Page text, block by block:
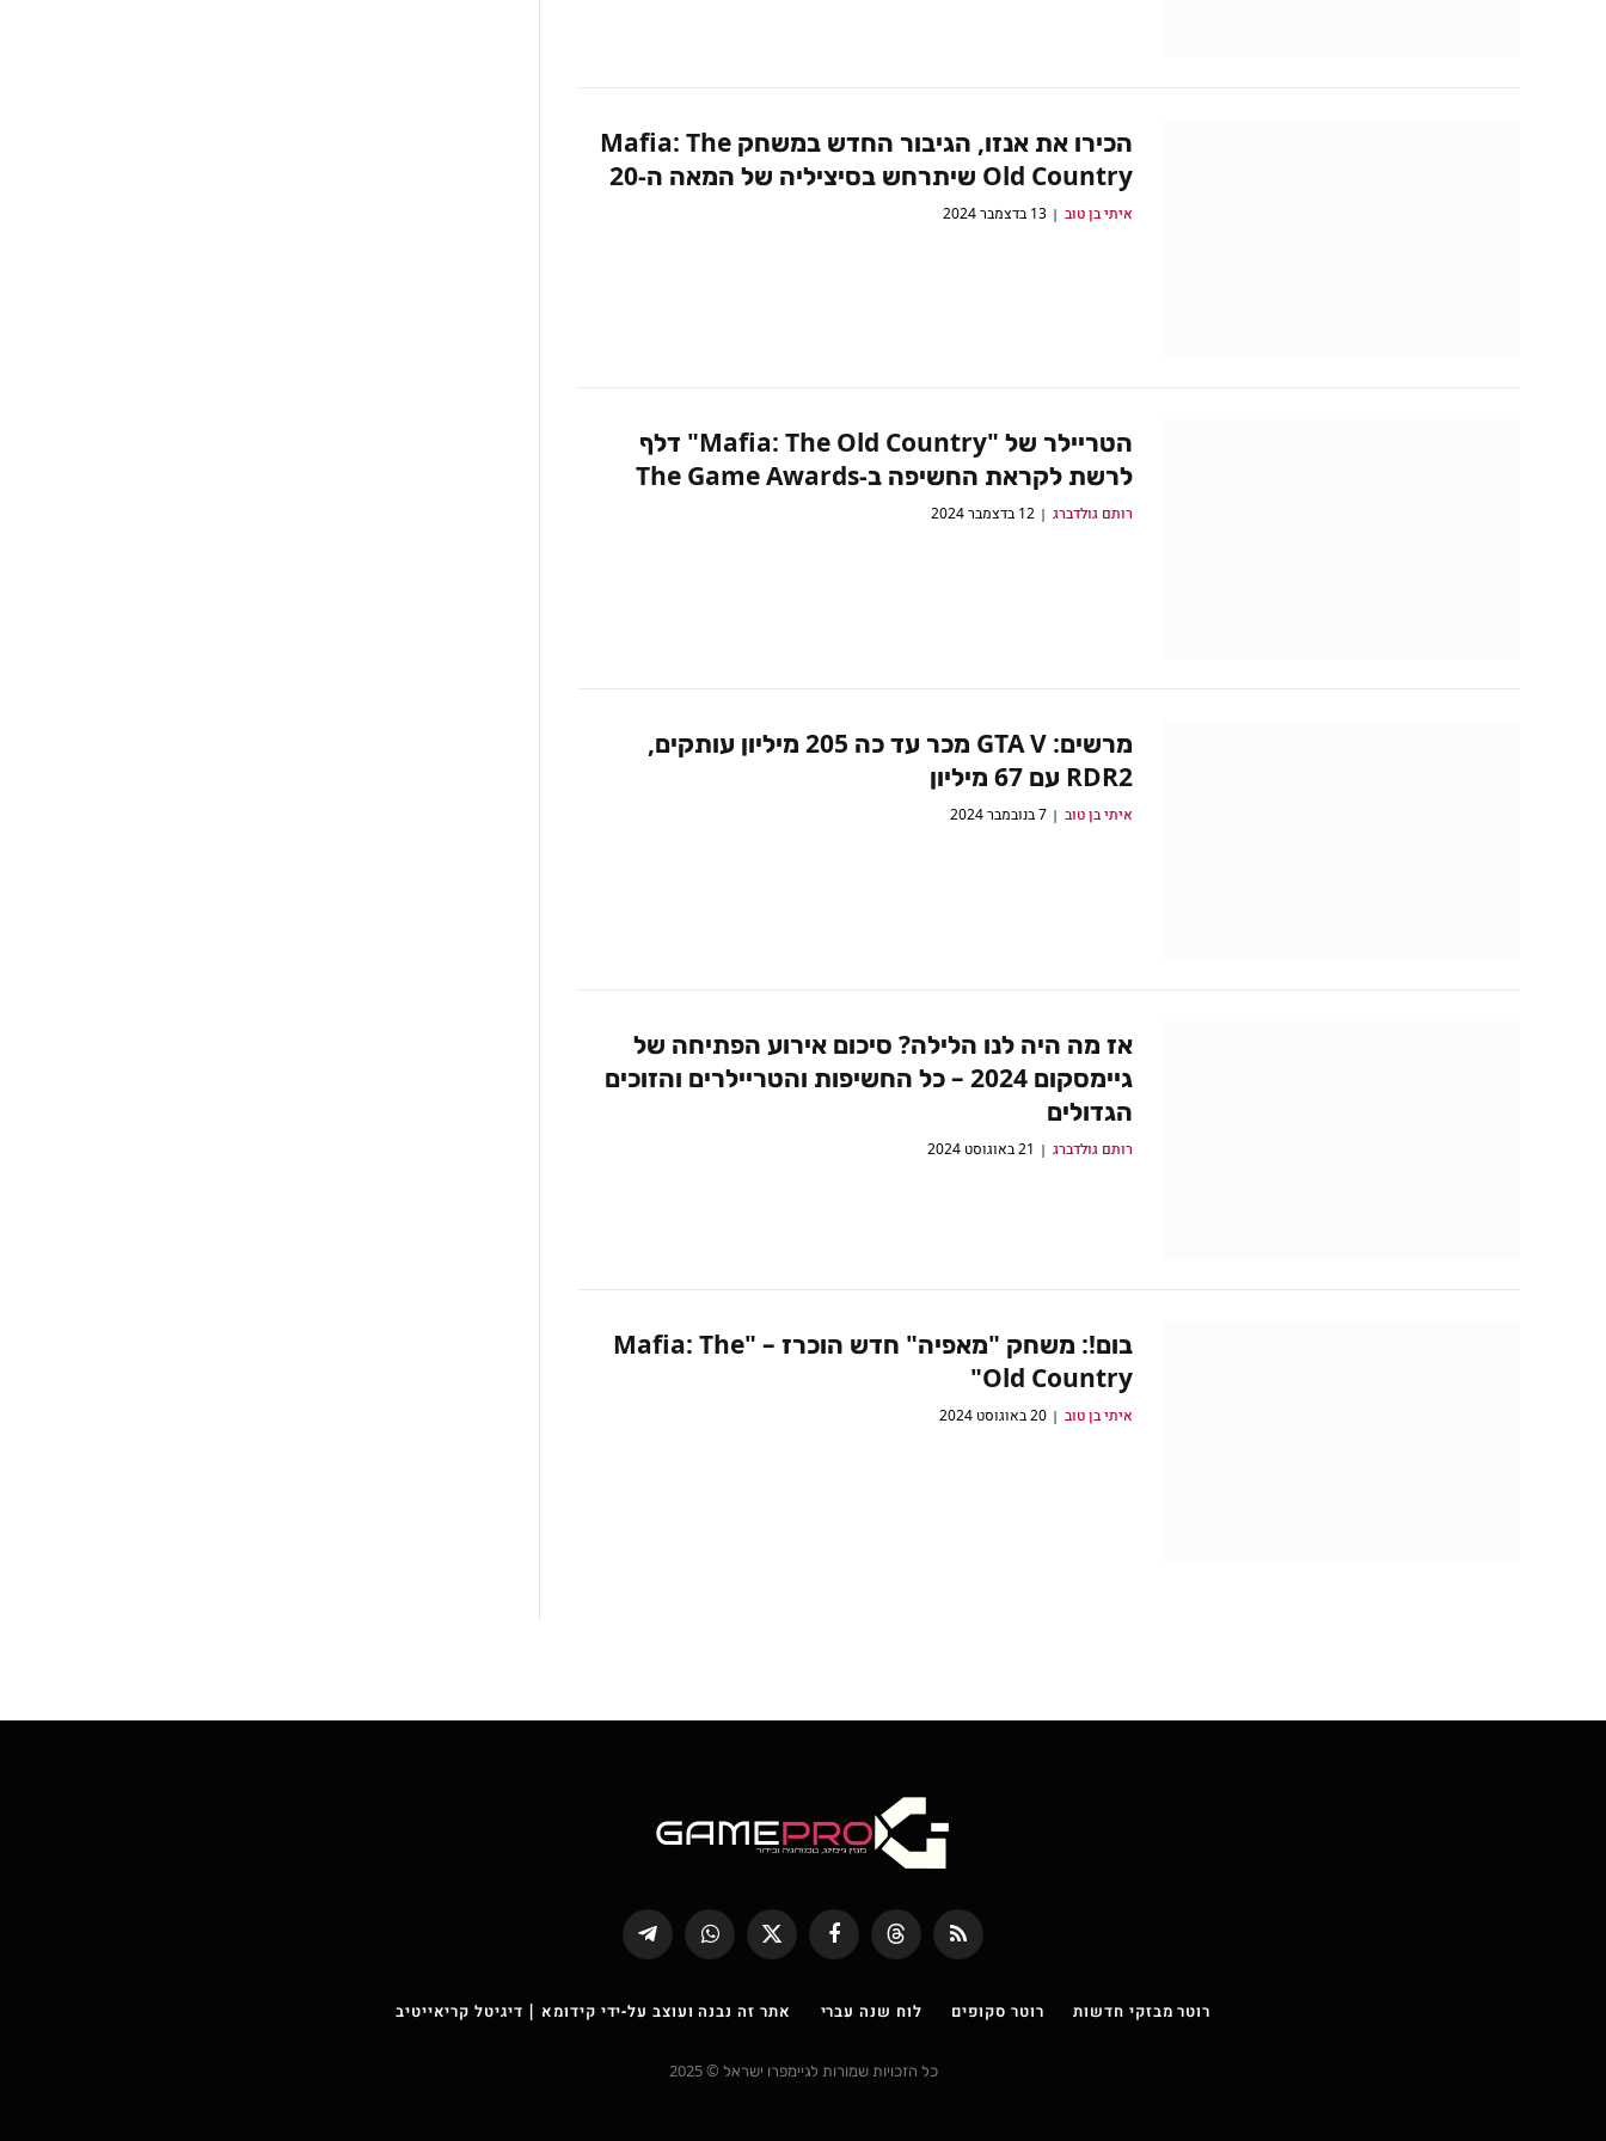
הכירו את אנזו, הגיבור החדש במשחק Mafia: The
Old Country שיתרחש בסיציליה של המאה ה-20
איתי בן טוב 13 בדצמבר 2024
הטריילר של "Mafia: The Old Country" דלף
לרשת לקראת החשיפה ב-The Game Awards
רותם גולדברג 12 בדצמבר 2024
מרשים: GTA V מכר עד כה 205 מיליון עותקים,
RDR2 עם 67 מיליון
איתי בן טוב 7 בנובמבר 2024
אז מה היה לנו הלילה? סיכום אירוע הפתיחה של
גיימסקום 2024 – כל החשיפות והטריילרים והזוכים
הגדולים
רותם גולדברג 21 באוגוסט 2024
בום!: משחק "מאפיה" חדש הוכרז – "Mafia: The
Old Country"
איתי בן טוב 20 באוגוסט 2024
RSS
Threads פייסבוק
X
(טוויטר)
WhatsApp
Telegram
רוטר מבזקי חדשות רוטר סקופים לוח שנה עברי אתר זה נבנה ועוצב על-ידי קידומא | דיגיטל קריאייטיב
כל הזכויות שמורות לגיימפרו ישראל © 2025